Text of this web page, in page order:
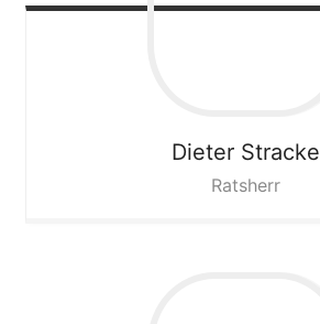
Dieter Stracke
Ratsherr